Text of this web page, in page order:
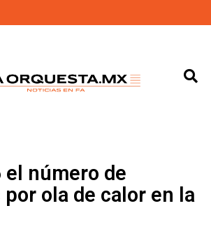
el número de
ola de calor en la